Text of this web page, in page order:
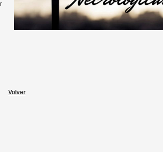
Volver